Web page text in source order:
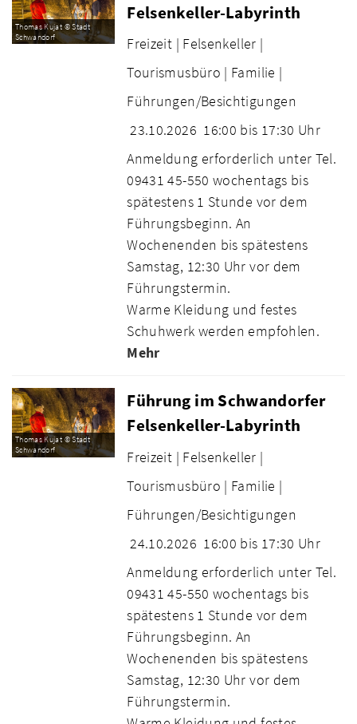
Thomas Kujat © Stadt
Schwandorf
Felsenkeller-Labyrinth
Freizeit | Felsenkeller |
Tourismusbüro | Familie |
Führungen/Besichtigungen
23.10.2026 16:00 bis 17:30 Uhr
Anmeldung erforderlich unter Tel.
09431 45-550 wochentags bis
spätestens 1 Stunde vor dem
Führungsbeginn. An
Wochenenden bis spätestens
Samstag, 12:30 Uhr vor dem
Führungstermin.
Warme Kleidung und festes
Schuhwerk werden empfohlen.
Mehr
Thomas Kujat © Stadt
Schwandorf
Führung im Schwandorfer
Felsenkeller-Labyrinth
Freizeit | Felsenkeller |
Tourismusbüro | Familie |
Führungen/Besichtigungen
24.10.2026 16:00 bis 17:30 Uhr
Anmeldung erforderlich unter Tel.
09431 45-550 wochentags bis
spätestens 1 Stunde vor dem
Führungsbeginn. An
Wochenenden bis spätestens
Samstag, 12:30 Uhr vor dem
Führungstermin.